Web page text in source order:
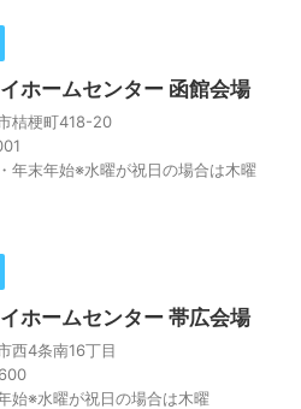
ホームセンター 函館会場
桔梗町418-20
年末年始※水曜が祝日の場合は木曜
ホームセンター 帯広会場
西4条南16丁目
始※水曜が祝日の場合は木曜